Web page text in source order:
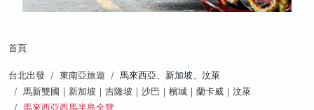
首頁
台北出發 東南亞旅遊
馬來西亞、新加坡、汶萊
馬新雙國｜新加坡｜吉隆坡｜沙巴｜檳城｜蘭卡威｜汶萊
馬來西亞西馬半島全覽